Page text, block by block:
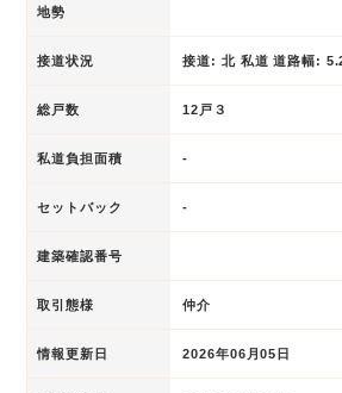
地勢
接道状況 接道: 北 私道 道路幅:
総戸数 12戸３
私道負担面積 -
セットバック -
建築確認番号
取引態様 仲介
情報更新日 2026年06月05日